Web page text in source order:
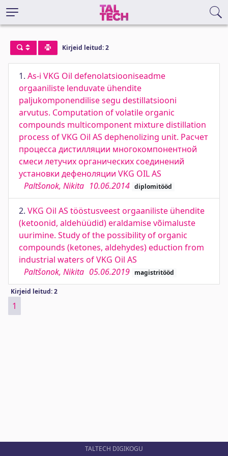
Kirjeid leitud: 2
1. As-i VKG Oil defenolatsiooniseadme
orgaaniliste lenduvate ühendite
paljukomponendilise segu destillatsiooni
arvutus. Computation of volatile organic
compounds multicomponent mixture distillation
process of VKG Oil AS dephenolizing unit. Расчет
процесса дистилляции многокомпонентной
смеси летучих органических соединений
установки дефеноляции VKG OIL AS
Paltšonok, Nikita 10.06.2014 diplomitööd
2. VKG Oil AS tööstusveest orgaaniliste ühendite
(ketoonid, aldehüüdid) eraldamise võimaluste
uurimine. Study of the possibility of organic
compounds (ketones, aldehydes) eduction from
industrial waters of VKG Oil AS
Paltšonok, Nikita 05.06.2019 magistritööd
Kirjeid leitud: 2
1
TALTECH DIGIKOGU